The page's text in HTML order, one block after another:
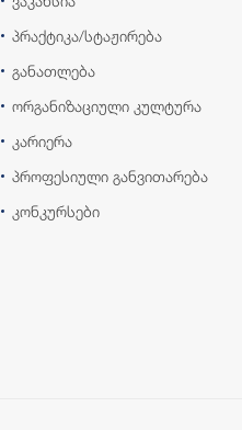
პრაქტიკა/სტაჟირება
განათლება
ორგანიზაციული კულტურა
კარიერა
პროფესიული განვითარება
კონკურსები